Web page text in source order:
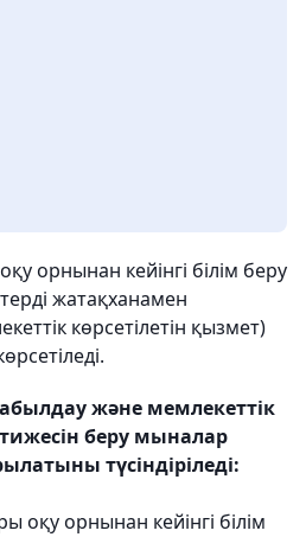
орнынан кейінгі білім беру
жатақханамен
көрсетілетін қызмет)
және мемлекеттік
беру мыналар
түсіндіріледі:
оқу орнынан кейінгі білім